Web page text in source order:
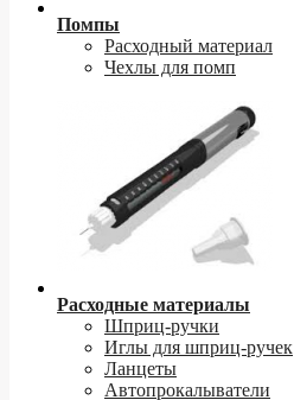
Помпы
Расходный материал
Чехлы для помп
Расходные материалы
Шприц-ручки
Иглы для шприц-ручек
Ланцеты
Автопрокалыватели